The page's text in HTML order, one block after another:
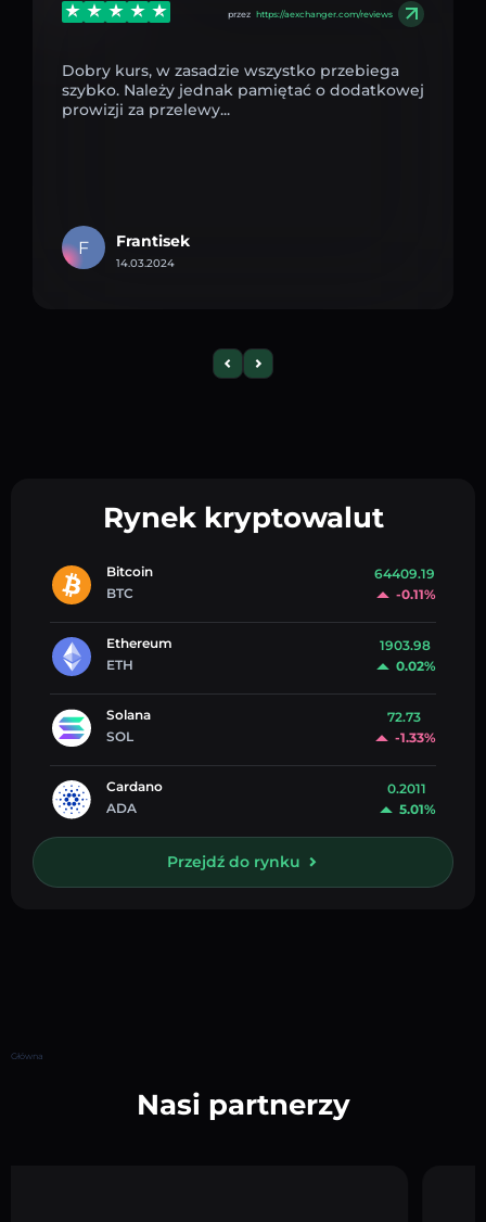
przez https://aexchanger.com/reviews
Dobry kurs, w zasadzie wszystko przebiega
szybko. Należy jednak pamiętać o dodatkowej
prowizji za przelewy...
F Frantisek
14.03.2024
Rynek kryptowalut
Bitcoin
BTC
64409.19
-0.11%
Ethereum
ETH
1903.98
0.02%
Solana
SOL
72.73
-1.33%
Cardano
ADA
0.2011
5.01%
Przejdź do rynku
Główna
Nasi partnerzy